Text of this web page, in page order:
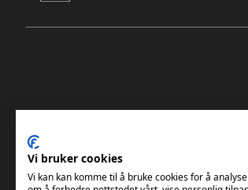
Vi bruker cookies
Vi kan kan komme til å bruke cookies for å